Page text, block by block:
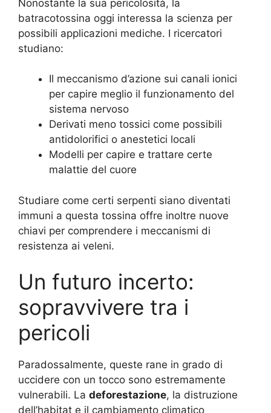
Nonostante la sua pericolosità, la
batracotossina oggi interessa la scienza per
possibili applicazioni mediche. I ricercatori
studiano:
Il meccanismo d’azione sui canali ionici
per capire meglio il funzionamento del
sistema nervoso
Derivati meno tossici come possibili
antidolorifici o anestetici locali
Modelli per capire e trattare certe
malattie del cuore
Studiare come certi serpenti siano diventati
immuni a questa tossina offre inoltre nuove
chiavi per comprendere i meccanismi di
resistenza ai veleni.
Un futuro incerto:
sopravvivere tra i
pericoli
Paradossalmente, queste rane in grado di
uccidere con un tocco sono estremamente
vulnerabili. La deforestazione, la distruzione
dell’habitat e il cambiamento climatico